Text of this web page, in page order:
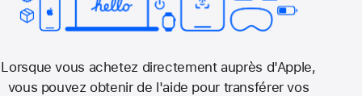
Lorsque vous achetez directement auprès d'Apple,
vous pouvez obtenir de l'aide pour transférer vos